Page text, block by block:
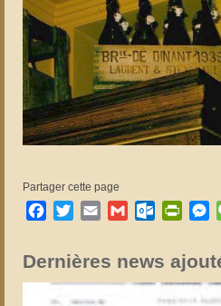
Partager cette page
Facebook
TwitterEmail Gmail
Dernières news